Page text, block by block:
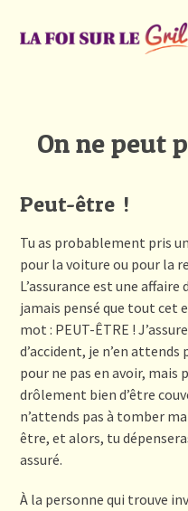
On ne peut
Peut-être !
Tu as probablement pris
pour la voiture ou pour la
L’assurance est une affaire
jamais pensé que tout cet
mot : PEUT-ÊTRE !
d’accident, je n’en
pour ne pas en avoir, mais
drôlement bien d’être
n’attends pas à tomber
être, et alors, tu
assuré.
À la personne qui trouve